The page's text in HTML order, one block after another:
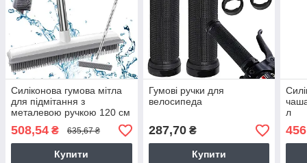
Силіконова гумова мітла
для підмітання з
металевою ручкою 120 см
508,54 ₴ 635,67 ₴
Купити
Гумові ручки для
велосипеда
287,70₴
Купити
л